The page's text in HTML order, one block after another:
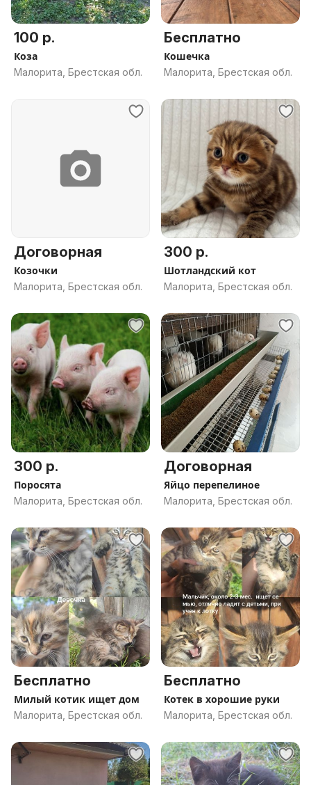
100 р.
Коза
Малорита, Брестская обл.
Бесплатно
Кошечка
Малорита, Брестская обл.
Договорная
Козочки
Малорита, Брестская обл.
300 р.
Шотландский кот
Малорита, Брестская обл.
300 р.
Поросята
Малорита, Брестская обл.
Договорная
Яйцо перепелиное
Малорита, Брестская обл.
Бесплатно
Милый котик ищет дом
Малорита, Брестская обл.
Бесплатно
Котек в хорошие руки
Малорита, Брестская обл.